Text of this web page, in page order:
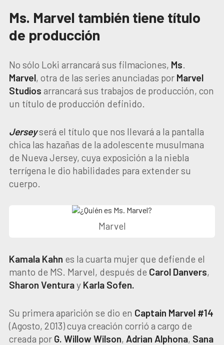
Ms. Marvel también tiene título
de producción
No sólo Loki arrancará sus filmaciones, Ms.
Marvel, otra de las series anunciadas por Marvel
Studios arrancará sus trabajos de producción, con
un título de producción definido.
Jerseyserá el título que nos llevará a la pantalla
chica las hazañas de la adolescente musulmana
de Nueva Jersey, cuya exposición a la niebla
terrígena le dio habilidades para extender su
cuerpo.
Marvel
Kamala Kahn es la cuarta mujer que defiende el
manto de MS. Marvel, después de Carol Danvers,
Sharon Venturay Karla Sofen.
Su primera aparición se dio en Captain Marvel #14
(Agosto, 2013) cuya creación corrió a cargo de
creada por G. Willow Wilson, Adrian Alphona, Sana